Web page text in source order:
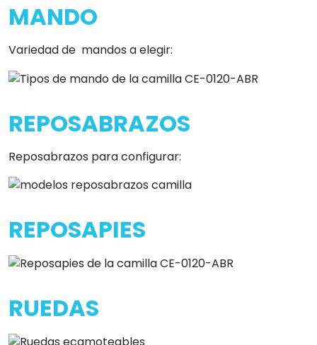
MANDO
Variedad de mandos a elegir:
REPOSABRAZOS
Reposabrazos para configurar:
REPOSAPIES
RUEDAS